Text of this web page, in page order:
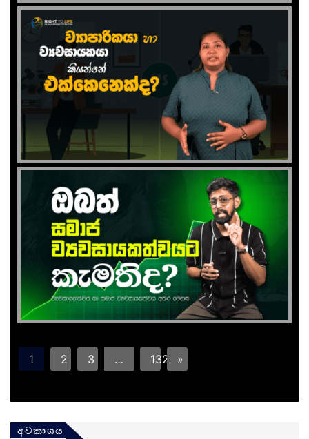
1 2 3 … 132 »
අවකාශය